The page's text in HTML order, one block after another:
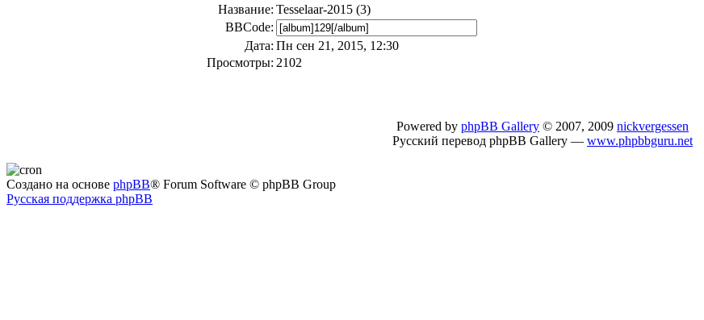
Название: Tesselaar-2015 (3)
BBCode:
Дата: Пн сен 21, 2015, 12:30
Просмотры: 2102
Powered by phpBB Gallery © 2007, 2009 nickvergessen
Русский перевод phpBB Gallery — www.phpbbguru.net
Создано на основе phpBB® Forum Software © phpBB Group
Русская поддержка phpBB